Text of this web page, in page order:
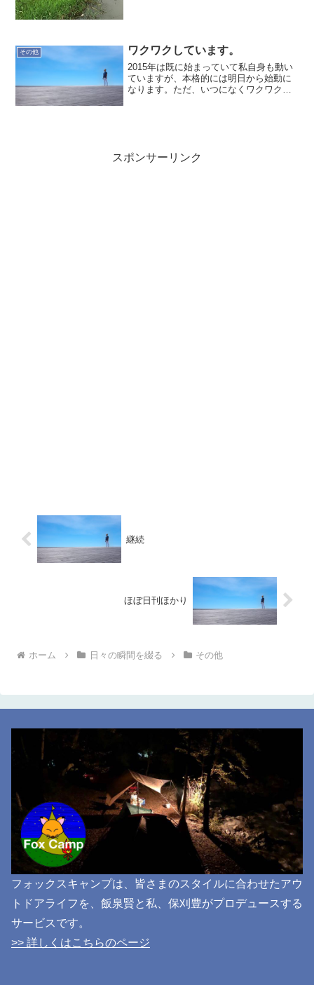
その他 ワクワクしています。
2015年は既に始まっていて私自身も動い
ていますが、本格的には明日から始動に
なります。ただ、いつになくワクワクし
スポンサーリンク
継続
ほぼ日刊ほかり
ホーム 日々の瞬間を綴る その他
フォックスキャンプは、皆さまのスタイルに合わせたアウ
トドアライフを、飯泉賢と私、保刈豊がプロデュースする
サービスです。
>> 詳しくはこちらのページ